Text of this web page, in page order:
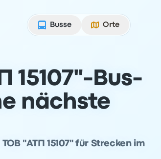
Busse
Orte
15107"-Bus-
nächste
"АТП 15107" für Strecken im